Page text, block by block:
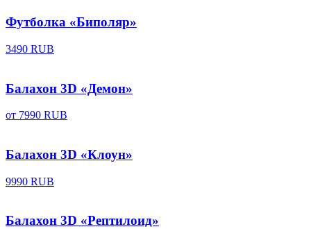
Футболка «Биполяр»
3490 RUB
Балахон 3D «Демон»
от 7990 RUB
Балахон 3D «Клоун»
9990 RUB
Балахон 3D «Рептилоид»